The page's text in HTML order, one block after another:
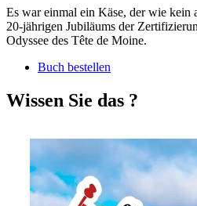
Es war einmal ein Käse, der wie kein
20-jährigen Jubiläums der
Odyssee des Tête de Moine.
Buch bestellen
Wissen Sie das ?